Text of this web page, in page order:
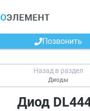
Позвонить
Диоды
Диод